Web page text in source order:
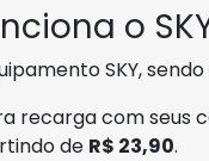
o
SKY,
recarga com seus
de R$ 23,90.